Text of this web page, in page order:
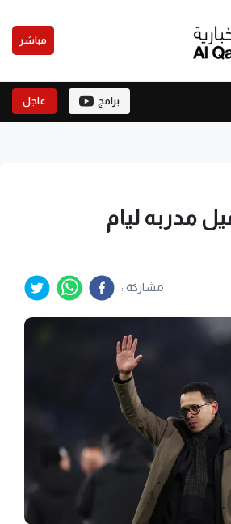
مباشر
برامج عاجل
مدربه ليام
مشاركة :